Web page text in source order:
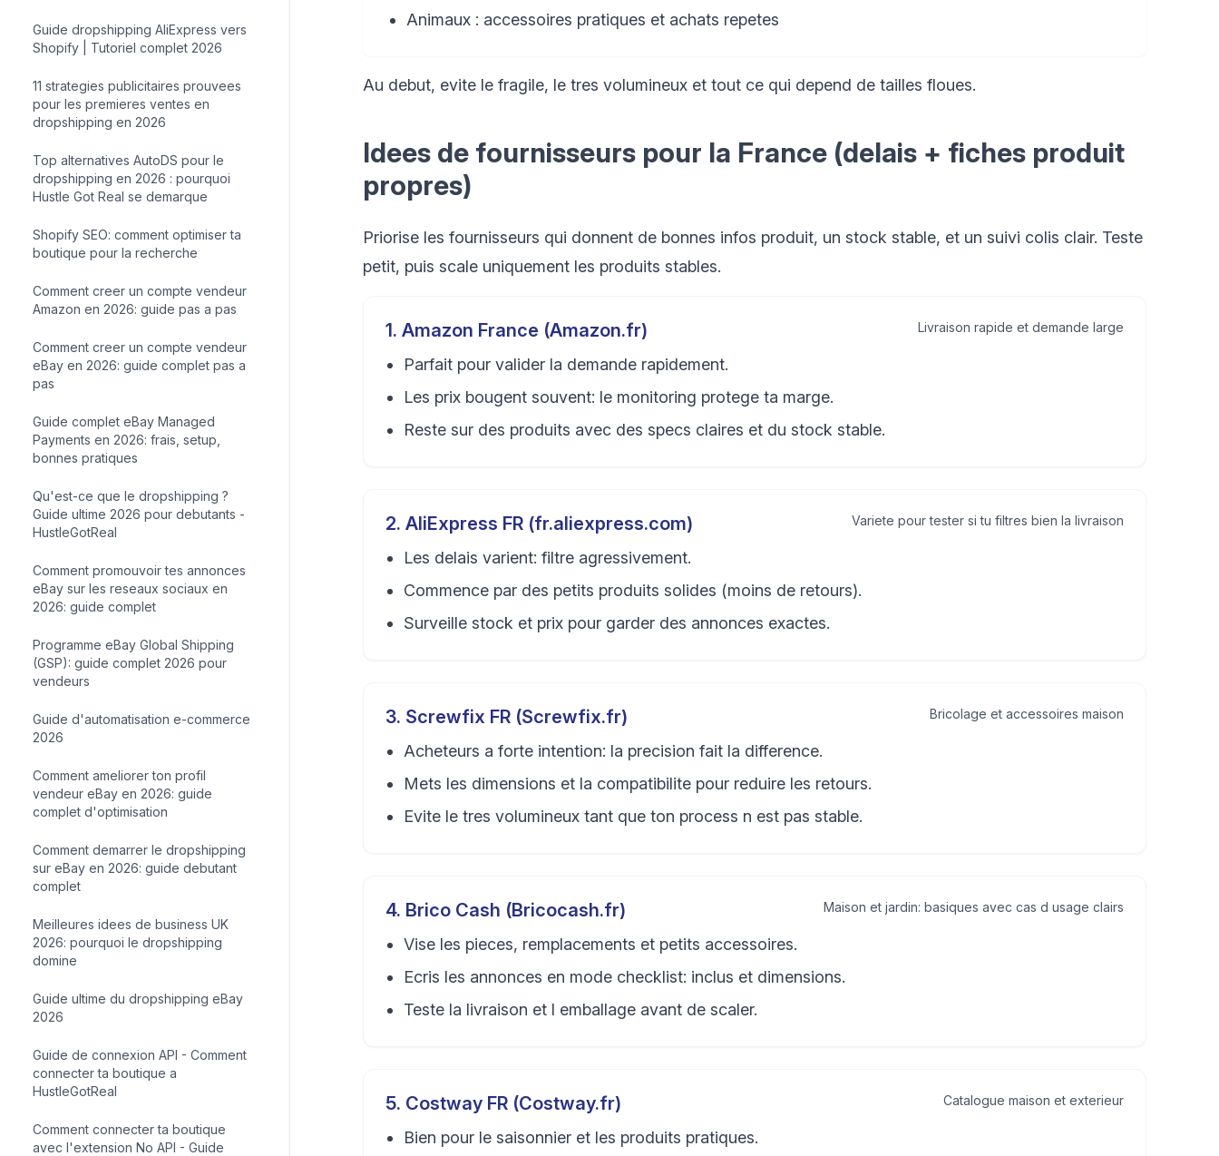
Guide dropshipping AliExpress vers
Shopify | Tutoriel complet 2026
11 strategies publicitaires prouvees
pour les premieres ventes en
dropshipping en 2026
Top alternatives AutoDS pour le
dropshipping en 2026 : pourquoi
Hustle Got Real se demarque
Shopify SEO: comment optimiser ta
boutique pour la recherche
Comment creer un compte vendeur
Amazon en 2026: guide pas a pas
Comment creer un compte vendeur
eBay en 2026: guide complet pas a
pas
Guide complet eBay Managed
Payments en 2026: frais, setup,
bonnes pratiques
Qu'est-ce que le dropshipping ?
Guide ultime 2026 pour debutants -
HustleGotReal
Comment promouvoir tes annonces
eBay sur les reseaux sociaux en
2026: guide complet
Programme eBay Global Shipping
(GSP): guide complet 2026 pour
vendeurs
Guide d'automatisation e-commerce
2026
Comment ameliorer ton profil
vendeur eBay en 2026: guide
complet d'optimisation
Comment demarrer le dropshipping
sur eBay en 2026: guide debutant
complet
Meilleures idees de business UK
2026: pourquoi le dropshipping
domine
Guide ultime du dropshipping eBay
2026
Guide de connexion API - Comment
connecter ta boutique a
HustleGotReal
Comment connecter ta boutique
avec l'extension No API - Guide
Animaux : accessoires pratiques et achats repetes
Au debut, evite le fragile, le tres volumineux et tout ce qui depend de tailles floues.
Idees de fournisseurs pour la France (delais + fiches produit
propres)
Priorise les fournisseurs qui donnent de bonnes infos produit, un stock stable, et un suivi colis clair. Teste
petit, puis scale uniquement les produits stables.
1. Amazon France (Amazon.fr) Livraison rapide et demande large
Parfait pour valider la demande rapidement.
Les prix bougent souvent: le monitoring protege ta marge.
Reste sur des produits avec des specs claires et du stock stable.
2. AliExpress FR (fr.aliexpress.com) Variete pour tester si tu filtres bien la livraison
Les delais varient: filtre agressivement.
Commence par des petits produits solides (moins de retours).
Surveille stock et prix pour garder des annonces exactes.
3. Screwfix FR (Screwfix.fr) Bricolage et accessoires maison
Acheteurs a forte intention: la precision fait la difference.
Mets les dimensions et la compatibilite pour reduire les retours.
Evite le tres volumineux tant que ton process n est pas stable.
4. Brico Cash (Bricocash.fr) Maison et jardin: basiques avec cas d usage clairs
Vise les pieces, remplacements et petits accessoires.
Ecris les annonces en mode checklist: inclus et dimensions.
Teste la livraison et l emballage avant de scaler.
5. Costway FR (Costway.fr) Catalogue maison et exterieur
Bien pour le saisonnier et les produits pratiques.